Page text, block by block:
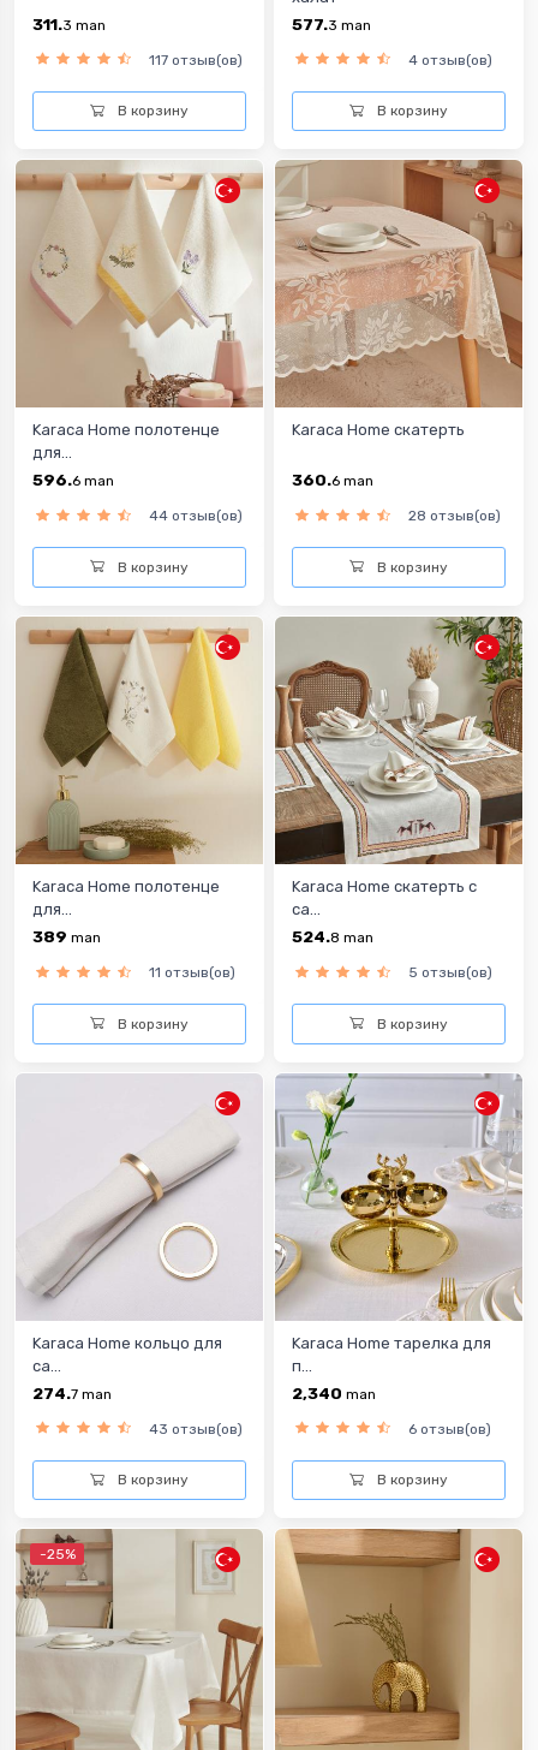
311.3 man
117 отзыв(ов)
В корзину
577.3 man
4 отзыв(ов)
В корзину
Karaca Home полотенце
для...
596.6 man
44 отзыв(ов)
В корзину
Karaca Home скатерть
360.6 man
28 отзыв(ов)
В корзину
Karaca Home полотенце
для...
389 man
11 отзыв(ов)
В корзину
Karaca Home скатерть с
са...
524.8 man
5 отзыв(ов)
В корзину
Karaca Home кольцо для
са...
274.7 man
43 отзыв(ов)
В корзину
Karaca Home тарелка для
п...
2,340 man
6 отзыв(ов)
В корзину
-25%